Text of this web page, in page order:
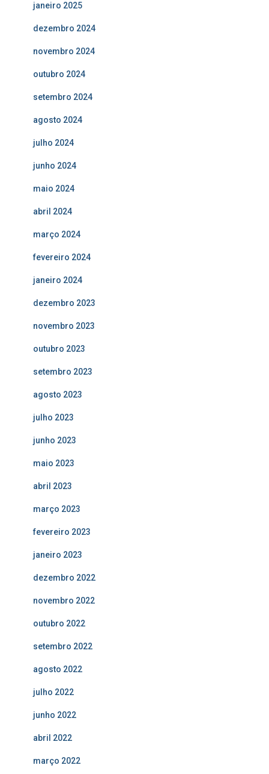
janeiro 2025
dezembro 2024
novembro 2024
outubro 2024
setembro 2024
agosto 2024
julho 2024
junho 2024
maio 2024
abril 2024
março 2024
fevereiro 2024
janeiro 2024
dezembro 2023
novembro 2023
outubro 2023
setembro 2023
agosto 2023
julho 2023
junho 2023
maio 2023
abril 2023
março 2023
fevereiro 2023
janeiro 2023
dezembro 2022
novembro 2022
outubro 2022
setembro 2022
agosto 2022
julho 2022
junho 2022
abril 2022
março 2022